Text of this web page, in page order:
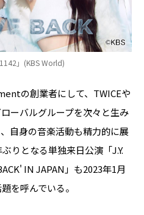
」(KBS World)
の創業者にして、TWICEや
ーバルグループを次々と生み
自身の音楽活動も精力的に展
りとなる単独来日公演「J.Y.
IN JAPAN」も2023年1月
を呼んでいる。